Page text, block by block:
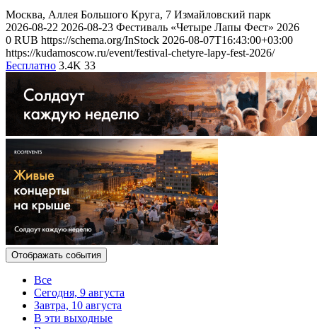
Москва, Аллея Большого Круга, 7 Измайловский парк
2026-08-22 2026-08-23 Фестиваль «Четыре Лапы Фест» 2026
0 RUB https://schema.org/InStock 2026-08-07T16:43:00+03:00
https://kudamoscow.ru/event/festival-chetyre-lapy-fest-2026/
Бесплатно 3.4K 33
Отображать события
Все
Сегодня, 9 августа
Завтра, 10 августа
В эти выходные